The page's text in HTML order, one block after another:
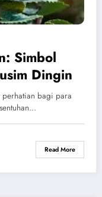
Simbol
Dingin
perhatian bagi para
Read More